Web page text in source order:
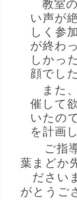
教室
い声が
しく参
が終わ
しかっ
顔でし
また
催して
いたの
を計画
ご指導
葉まどか
ださい
がとうご